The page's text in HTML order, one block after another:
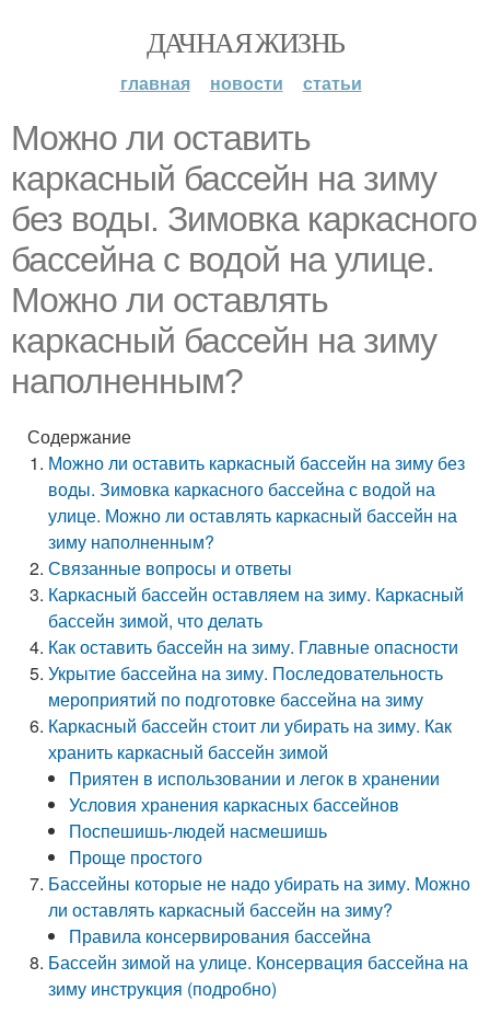
ДАЧНАЯ ЖИЗНЬ
главная новости статьи
Можно ли оставить
каркасный бассейн на зиму
без воды. Зимовка каркасного
бассейна с водой на улице.
Можно ли оставлять
каркасный бассейн на зиму
наполненным?
Содержание
Можно ли оставить каркасный бассейн на зиму без
воды. Зимовка каркасного бассейна с водой на
улице. Можно ли оставлять каркасный бассейн на
зиму наполненным?
Связанные вопросы и ответы
Каркасный бассейн оставляем на зиму. Каркасный
бассейн зимой, что делать
Как оставить бассейн на зиму. Главные опасности
Укрытие бассейна на зиму. Последовательность
мероприятий по подготовке бассейна на зиму
Каркасный бассейн стоит ли убирать на зиму. Как
хранить каркасный бассейн зимой
Приятен в использовании и легок в хранении
Условия хранения каркасных бассейнов
Поспешишь-людей насмешишь
Проще простого
Бассейны которые не надо убирать на зиму. Можно
ли оставлять каркасный бассейн на зиму?
Правила консервирования бассейна
Бассейн зимой на улице. Консервация бассейна на
зиму инструкция (подробно)